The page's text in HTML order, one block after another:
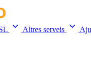
Altres serveis